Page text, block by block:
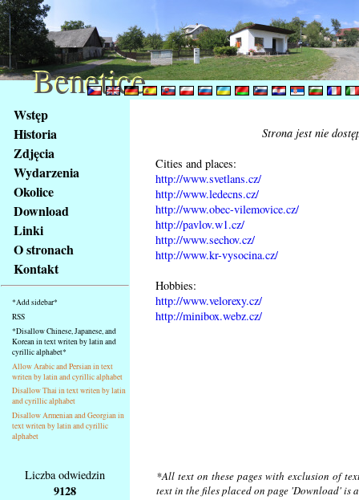
obsah
stránky
Klávesové
zkratky
tomto
webu
základní
Hlavní
strana
Wstęp
Historia
Zdjęcia
Wydarzenia
Okolice
Download
Linki
O stronach
Kontakt
*Add sidebar*
RSS
*Disallow Chinese, Japanese, and
Korean in text writen by latin and
cyrillic alphabet*
Allow Arabic and Persian in text
writen by latin and cyrillic alphabet
Disallow Thai in text writen by latin
and cyrillic alphabet
Disallow Armenian and Georgian in
text writen by latin and cyrillic
alphabet
Strona jest nie
Cities and places:
http://www.svetlans.cz/
http://www.ledecns.cz/
http://www.obec-vilemovice.cz/
http://pavlov.w1.cz/
http://www.sechov.cz/
http://www.kr-vysocina.cz/
Hobbies:
http://www.velorexy.cz/
http://minibox.webz.cz/
Liczba odwiedzin
9128
*All text on these pages with exclusion of
text in the files placed on page 'Download'
Benetice
Benetice